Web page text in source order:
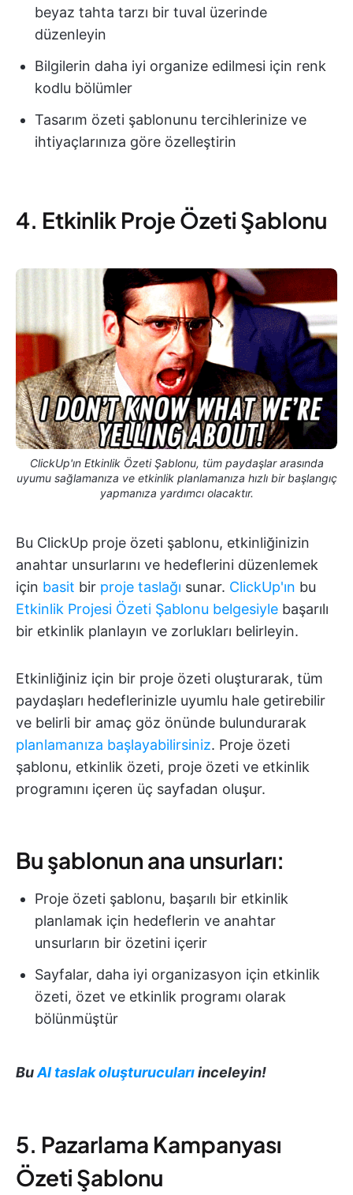
beyaz tahta tarzı bir tuval üzerinde
düzenleyin
Bilgilerin daha iyi organize edilmesi için renk
kodlu bölümler
Tasarım özeti şablonunu tercihlerinize ve
ihtiyaçlarınıza göre özelleştirin
4. Etkinlik Proje Özeti Şablonu
ClickUp'ın Etkinlik Özeti Şablonu, tüm paydaşlar arasında
uyumu sağlamanıza ve etkinlik planlamanıza hızlı bir başlangıç
yapmanıza yardımcı olacaktır.
Bu ClickUp proje özeti şablonu, etkinliğinizin
anahtar unsurlarını ve hedeflerini düzenlemek
için basit bir proje taslağı sunar. ClickUp'ın bu
Etkinlik Projesi Özeti Şablonu belgesiyle başarılı
bir etkinlik planlayın ve zorlukları belirleyin.
Etkinliğiniz için bir proje özeti oluşturarak, tüm
paydaşları hedeflerinizle uyumlu hale getirebilir
ve belirli bir amaç göz önünde bulundurarak
planlamanıza başlayabilirsiniz. Proje özeti
şablonu, etkinlik özeti, proje özeti ve etkinlik
programını içeren üç sayfadan oluşur.
Bu şablonun ana unsurları:
Proje özeti şablonu, başarılı bir etkinlik
planlamak için hedeflerin ve anahtar
unsurların bir özetini içerir
Sayfalar, daha iyi organizasyon için etkinlik
özeti, özet ve etkinlik programı olarak
bölünmüştür
BuAI taslak oluşturucularıinceleyin!
5. Pazarlama Kampanyası
Özeti Şablonu